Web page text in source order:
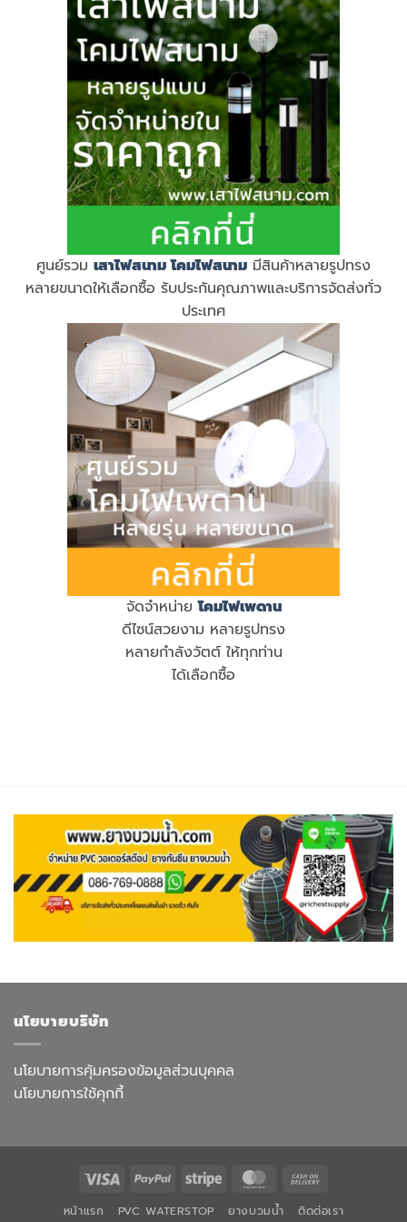
ศูนย์รวม เสาไฟสนาม โคมไฟสนาม มีสินค้าหลายรูปทรง
หลายขนาดให้เลือกซื้อ รับประกันคุณภาพและบริการจัดส่งทั่ว
ประเทศ
จัดจำหน่ายโคมไฟเพดาน
ดีไซน์สวยงาม หลายรูปทรง
หลายกำลังวัตต์ ให้ทุกท่าน
ได้เลือกซื้อ
นโยบายบริษัท
นโยบายการคุ้มครองข้อมูลส่วนบุคคล
นโยบายการใช้คุกกี้
Visa PayPal Stripe MasterCard
หน้าแรก PVC WATERSTOP ยางบวมน้ำ ติดต่อเรา